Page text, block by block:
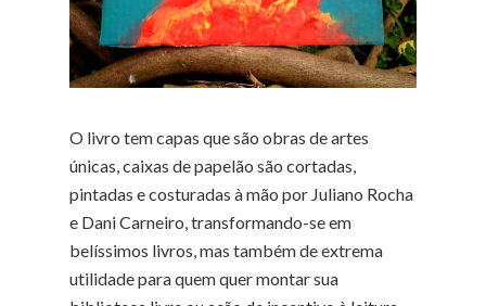
O livro tem capas que são obras de artes
únicas, caixas de papelão são cortadas,
pintadas e costuradas à mão por Juliano Rocha
e Dani Carneiro, transformando-se em
belíssimos livros, mas também de extrema
utilidade para quem quer montar sua